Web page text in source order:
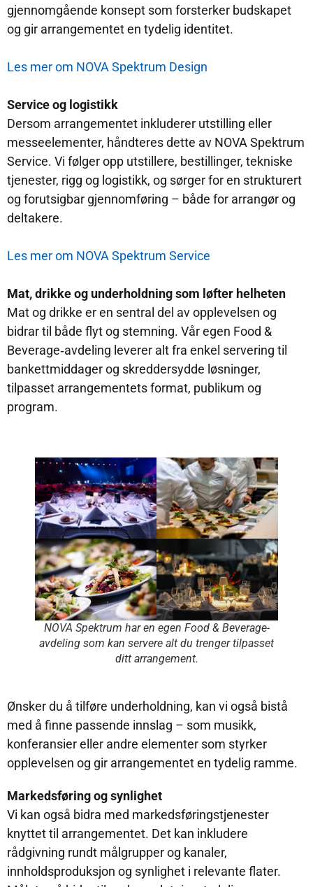
gjennomgående konsept som forsterker budskapet
og gir arrangementet en tydelig identitet.
Les mer om NOVA Spektrum Design
Service og logistikk
Dersom arrangementet inkluderer utstilling eller
messeelementer, håndteres dette av NOVA Spektrum
Service. Vi følger opp utstillere, bestillinger, tekniske
tjenester, rigg og logistikk, og sørger for en strukturert
og forutsigbar gjennomføring – både for arrangør og
deltakere.
Les mer om NOVA Spektrum Service
Mat, drikke og underholdning som løfter helheten
Mat og drikke er en sentral del av opplevelsen og
bidrar til både flyt og stemning. Vår egen Food &
Beverage‑avdeling leverer alt fra enkel servering til
bankettmiddager og skreddersydde løsninger,
tilpasset arrangementets format, publikum og
program.
NOVA Spektrum har en egen Food & Beverage-
avdeling som kan servere alt du trenger tilpasset
ditt arrangement.
Ønsker du å tilføre underholdning, kan vi også bistå
med å finne passende innslag – som musikk,
konferansier eller andre elementer som styrker
opplevelsen og gir arrangementet en tydelig ramme.
Markedsføring og synlighet
Vi kan også bidra med markedsføringstjenester
knyttet til arrangementet. Det kan inkludere
rådgivning rundt målgrupper og kanaler,
innholdsproduksjon og synlighet i relevante flater.